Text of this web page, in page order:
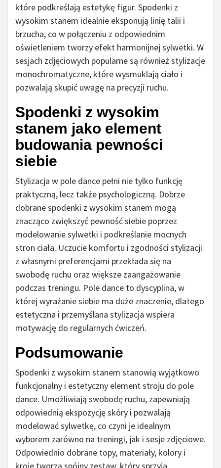
które podkreślają estetykę figur. Spodenki z
wysokim stanem idealnie eksponują linię talii i
brzucha, co w połączeniu z odpowiednim
oświetleniem tworzy efekt harmonijnej sylwetki. W
sesjach zdjęciowych popularne są również stylizacje
monochromatyczne, które wysmuklają ciało i
pozwalają skupić uwagę na precyzji ruchu.
Spodenki z wysokim
stanem jako element
budowania pewności
siebie
Stylizacja w pole dance pełni nie tylko funkcję
praktyczną, lecz także psychologiczną. Dobrze
dobrane spodenki z wysokim stanem mogą
znacząco zwiększyć pewność siebie poprzez
modelowanie sylwetki i podkreślanie mocnych
stron ciała. Uczucie komfortu i zgodności stylizacji
z własnymi preferencjami przekłada się na
swobodę ruchu oraz większe zaangażowanie
podczas treningu. Pole dance to dyscyplina, w
której wyrażanie siebie ma duże znaczenie, dlatego
estetyczna i przemyślana stylizacja wspiera
motywację do regularnych ćwiczeń.
Podsumowanie
Spodenki z wysokim stanem stanowią wyjątkowo
funkcjonalny i estetyczny element stroju do pole
dance. Umożliwiają swobodę ruchu, zapewniają
odpowiednią ekspozycję skóry i pozwalają
modelować sylwetkę, co czyni je idealnym
wyborem zarówno na treningi, jak i sesje zdjęciowe.
Odpowiednio dobrane topy, materiały, kolory i
kroje tworzą spójny zestaw, który sprzyja